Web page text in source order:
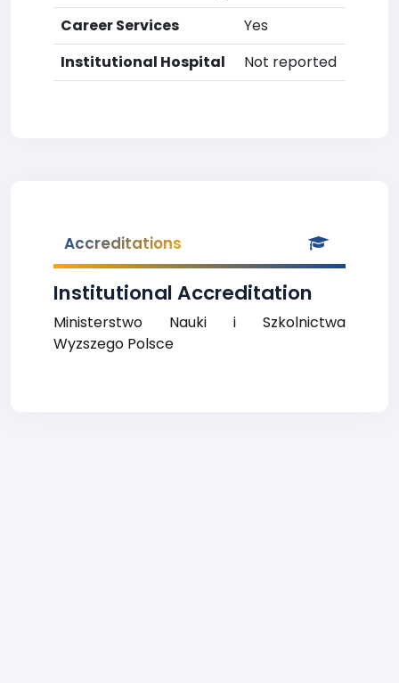
Career Services
Yes
Institutional Hospital
Not reported
Accreditations
Institutional Accreditation
Ministerstwo Nauki i Szkolnictwa
Wyzszego Polsce